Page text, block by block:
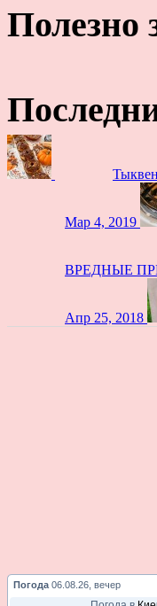
Полезно
Мар 4, 2019
ВРЕДНЫЕ
Апр 25, 2018
Погода 06.08.26, вечер